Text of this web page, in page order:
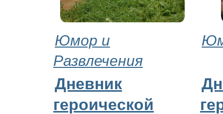
Юмор и
Развлечения
Дневник
героической